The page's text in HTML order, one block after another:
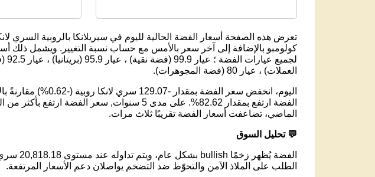
كولومبو بالإضافة إلى آخر سعر بالأمس مع حساب نسبة التغيير. ويشمل ذلك
العملات) ، عيار 80 (فضة المجوهرات).
اليوم، انخفض سعر الفضة
الماضي، تضاعفت أسعار الفضة تقريبًا ثلاث مرات.
💬 تحليل السوق
الفضة يُظهر زخمًا bullish بشكل عام، ويتم تداوله عند مستوى 20,818.18 سري لانكا روبية .
الطلب على الملاذ الآمن والتحوّط ضد التضخم يواصلان دعم الأسعار المرتفعة.